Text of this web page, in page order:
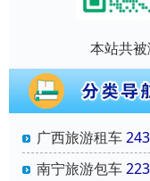
本站共
广西旅游租车243
南宁旅游包车223